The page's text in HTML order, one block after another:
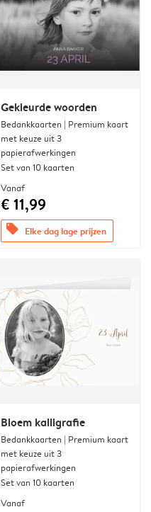
Gekleurde woorden
Bedankkaarten | Premium kaart
met keuze uit 3
papierafwerkingen
Set van 10 kaarten
Vanaf
€ 11,99
offers Elke dag lage prijzen
Bloem kalligrafie
Bedankkaarten | Premium kaart
met keuze uit 3
papierafwerkingen
Set van 10 kaarten
Vanaf